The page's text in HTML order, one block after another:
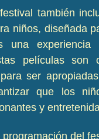
también
niños, diseñada
una experiencia
películas son
ser
que los
y
del